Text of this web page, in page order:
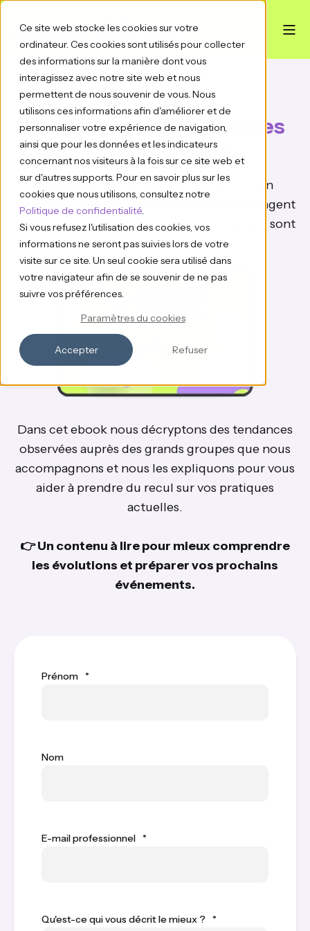
Ce site web stocke les cookies sur votre
ordinateur. Ces cookies sont utilisés pour collecter
des informations sur la manière dont vous
interagissez avec notre site web et nous
permettent de nous souvenir de vous. Nous
utilisons ces informations afin d'améliorer et de
personnaliser votre expérience de navigation,
ainsi que pour les données et les indicateurs
concernant nos visiteurs à la fois sur ce site web et
sur d'autres supports. Pour en savoir plus sur les
cookies que nous utilisons, consultez notre
Politique de confidentialité.
Si vous refusez l'utilisation des cookies, vos
informations ne seront pas suivies lors de votre
visite sur ce site. Un seul cookie sera utilisé dans
votre navigateur afin de se souvenir de ne pas
suivre vos préférences.
Paramètres du cookies
Accepter Refuser
Livre blanc : Les tendances
événementielles
L’événementiel professionnel est en train
d’évoluer. Les attentes des participants changent
et certaines pratiques, longtemps évidentes sont
désormais questionnées.
Dans cet ebook nous décryptons des tendances
observées auprès des grands groupes que nous
accompagnons et nous les expliquons pour vous
aider à prendre du recul sur vos pratiques
actuelles.
👉 Un contenu à lire pour mieux comprendre
les évolutions et préparer vos prochains
événements.
Prénom *
Nom
E-mail professionnel *
Qu'est-ce qui vous décrit le mieux ? *